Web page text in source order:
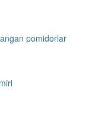
pomidorlar